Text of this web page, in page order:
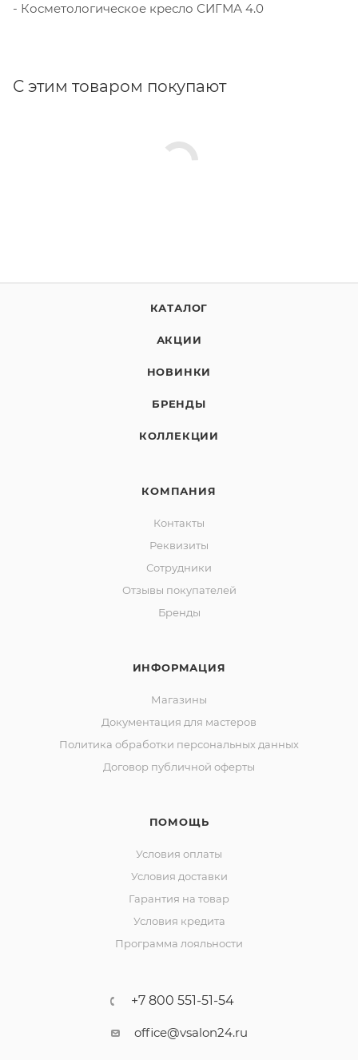
- Косметологическое кресло СИГМА 4.0
С этим товаром покупают
КАТАЛОГ
АКЦИИ
НОВИНКИ
БРЕНДЫ
КОЛЛЕКЦИИ
КОМПАНИЯ
Контакты
Реквизиты
Сотрудники
Отзывы покупателей
Бренды
ИНФОРМАЦИЯ
Магазины
Документация для мастеров
Политика обработки персональных данных
Договор публичной оферты
ПОМОЩЬ
Условия оплаты
Условия доставки
Гарантия на товар
Условия кредита
Программа лояльности
+7 800 551-51-54
office@vsalon24.ru